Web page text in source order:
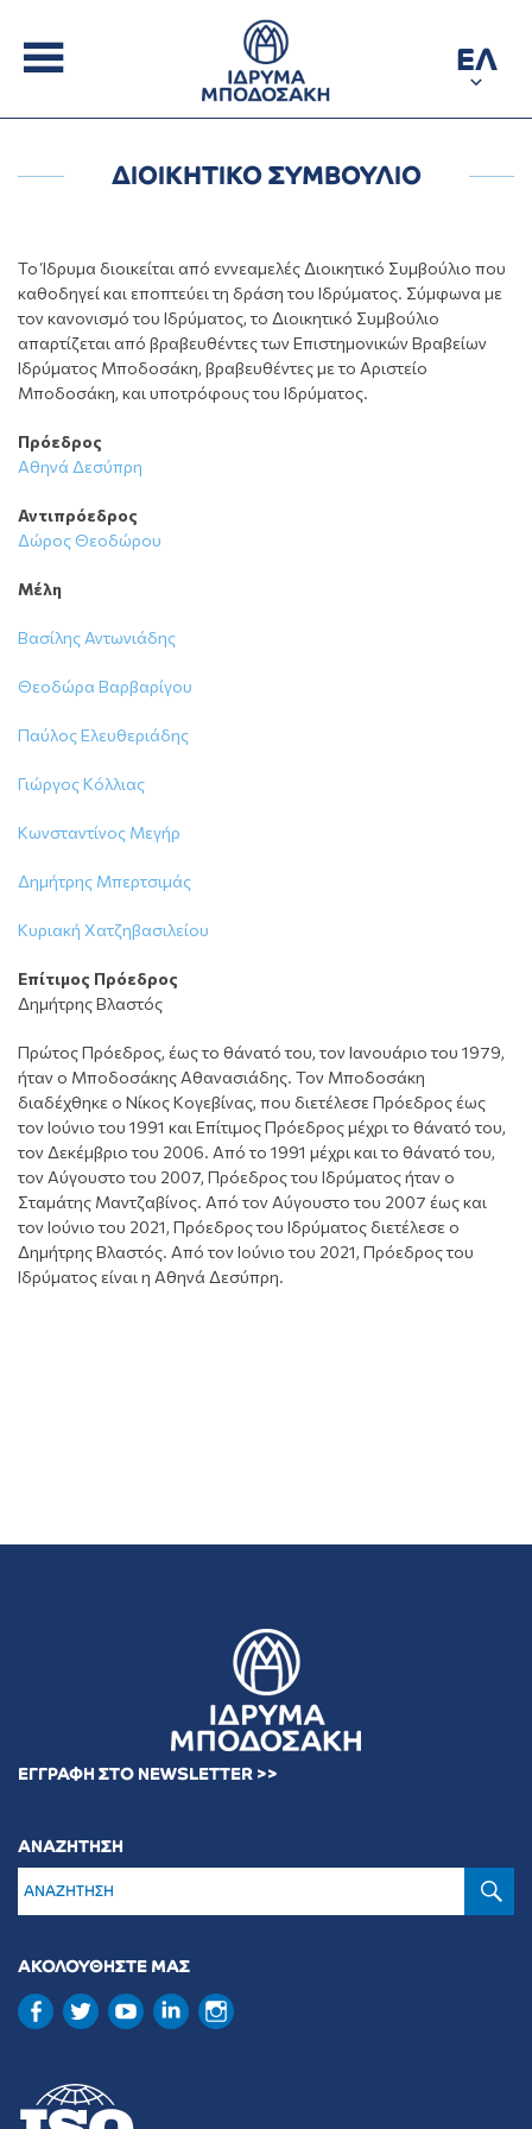
ΕΛ
ΔΙΟΙΚΗΤΙΚΟ ΣΥΜΒΟΥΛΙΟ
Το Ίδρυμα διοικείται από εννεαμελές Διοικητικό Συμβούλιο που
καθοδηγεί και εποπτεύει τη δράση του Ιδρύματος. Σύμφωνα με
τον κανονισμό του Ιδρύματος, το Διοικητικό Συμβούλιο
απαρτίζεται από βραβευθέντες των Επιστημονικών Βραβείων
Ιδρύματος Μποδοσάκη, βραβευθέντες με το Αριστείο
Μποδοσάκη, και υποτρόφους του Ιδρύματος.
Πρόεδρος
Αθηνά Δεσύπρη
Αντιπρόεδρος
Δώρος Θεοδώρου
Μέλη
Βασίλης Αντωνιάδης
Θεοδώρα Βαρβαρίγου
Παύλος Ελευθεριάδης
Γιώργος Κόλλιας
Κωνσταντίνος Μεγήρ
Δημήτρης Μπερτσιμάς
Κυριακή Χατζηβασιλείου
Επίτιμος Πρόεδρος
Δημήτρης Βλαστός
Πρώτος Πρόεδρος, έως το θάνατό του, τον Ιανουάριο του 1979,
ήταν ο Μποδοσάκης Αθανασιάδης. Τον Μποδοσάκη
διαδέχθηκε ο Νίκος Κογεβίνας, που διετέλεσε Πρόεδρος έως
τον Ιούνιο του 1991 και Επίτιμος Πρόεδρος μέχρι το θάνατό του,
τον Δεκέμβριο του 2006. Από το 1991 μέχρι και το θάνατό του,
τον Αύγουστο του 2007, Πρόεδρος του Ιδρύματος ήταν ο
Σταμάτης Μαντζαβίνος. Από τον Αύγουστο του 2007 έως και
τον Ιούνιο του 2021, Πρόεδρος του Ιδρύματος διετέλεσε ο
Δημήτρης Βλαστός. Από τον Ιούνιο του 2021, Πρόεδρος του
Ιδρύματος είναι η Αθηνά Δεσύπρη.
ΕΓΓΡΑΦΗ ΣΤΟ NEWSLETTER >>
ΑΝΑΖΗΤΗΣΗ
ΑΚΟΛΟΥΘΗΣΤΕ ΜΑΣ